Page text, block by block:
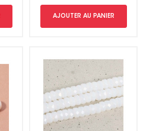
AJOUTER AU PANIER